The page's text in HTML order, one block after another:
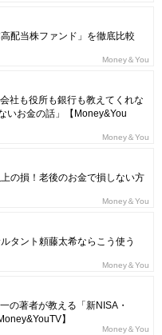
配当株ファンド」を徹底比較
Money＆You
社も役所も銀行も教えてくれな
いお金の話」【Money&You
Money＆You
の損！老後のお金で損しない方
Money＆You
タント頼藤太希ならこう使う
Money＆You
の著者が教える「新NISA・
】
Money＆You